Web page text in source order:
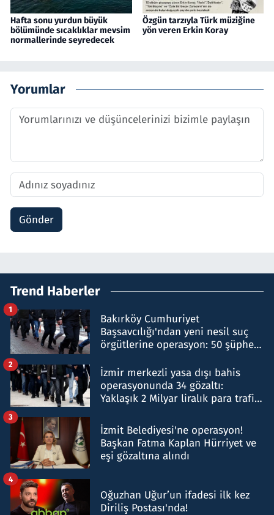
Hafta sonu yurdun büyük
bölümünde sıcaklıklar mevsim
normallerinde seyredecek
Özgün tarzıyla Türk müziğine
yön veren Erkin Koray
Yorumlar
Gönder
Trend Haberler
Bakırköy Cumhuriyet
Başsavcılığı'ndan yeni nesil suç
örgütlerine operasyon: 50 şüpheli
1
İzmir merkezli yasa dışı bahis
operasyonunda 34 gözaltı:
Yaklaşık 2 Milyar liralık para trafiği
2
İzmit Belediyesi'ne operasyon!
Başkan Fatma Kaplan Hürriyet ve
eşi gözaltına alındı
3
Oğuzhan Uğur’un ifadesi ilk kez
Diriliş Postası'nda!
4